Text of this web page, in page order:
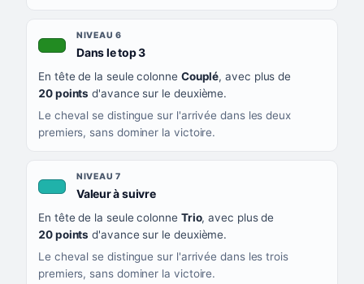
NIVEAU 6
Dans le top 3, couleur verte
En tête de la seule colonne Couplé, avec plus de
20 points d'avance sur le deuxième.
Le cheval se distingue sur l'arrivée dans les deux
premiers, sans dominer la victoire.
NIVEAU 7
Valeur à suivre, couleur turquoise
En tête de la seule colonne Trio, avec plus de
20 points d'avance sur le deuxième.
Le cheval se distingue sur l'arrivée dans les trois
premiers, sans dominer la victoire.